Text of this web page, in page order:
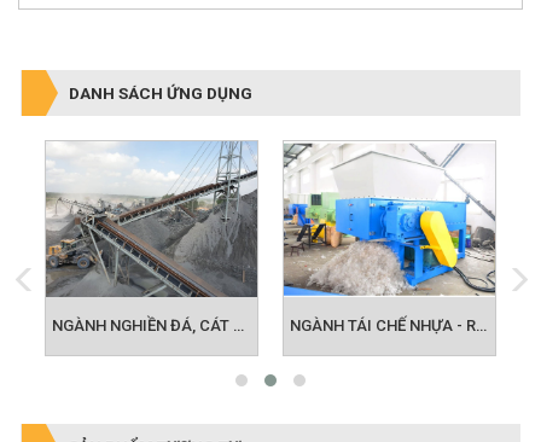
DANH SÁCH ỨNG DỤNG
NGÀNH NGHIỀN ĐÁ, CÁT NHÂN TẠO NGÀNH TÁI CHẾ NHỰA - RÁC